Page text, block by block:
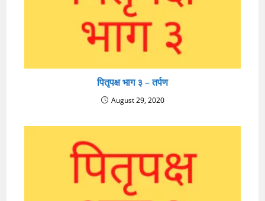
पितृपक्ष भाग ३ – तर्पण
August 29, 2020